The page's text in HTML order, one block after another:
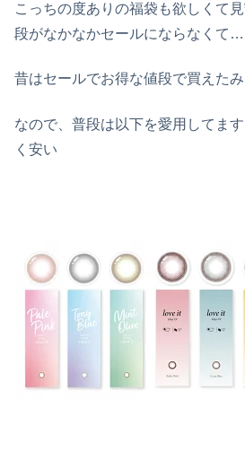
こっちの度ありの福袋も欲しくて
段がなかなかセールにならなくて
昔はセールでお得な値段で買えたみ
なので、普段は以下を愛用してま
く安い